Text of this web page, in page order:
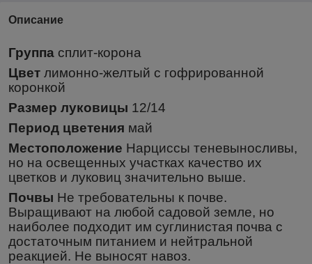
Описание
Группа сплит-корона
Цвет лимонно-желтый с гофрированной
коронкой
Размер луковицы 12/14
Период цветения май
Местоположение Нарциссы теневыносливы,
но на освещенных участках качество их
цветков и луковиц значительно выше.
Почвы Не требовательны к почве.
Выращивают на любой садовой земле, но
наиболее подходит им суглинистая почва с
достаточным питанием и нейтральной
реакцией. Не выносят навоз.